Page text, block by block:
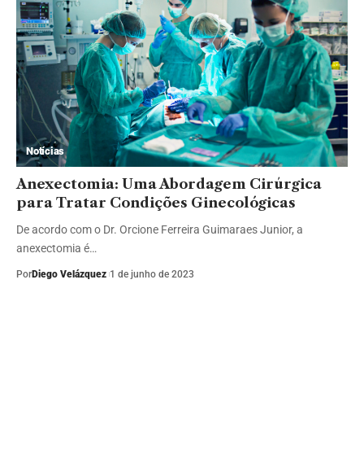
Notícias
Anexectomia: Uma Abordagem Cirúrgica
para Tratar Condições Ginecológicas
De acordo com o Dr. Orcione Ferreira Guimaraes Junior, a
anexectomia é…
PorDiego Velázquez 1 de junho de 2023